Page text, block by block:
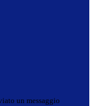
un messaggio